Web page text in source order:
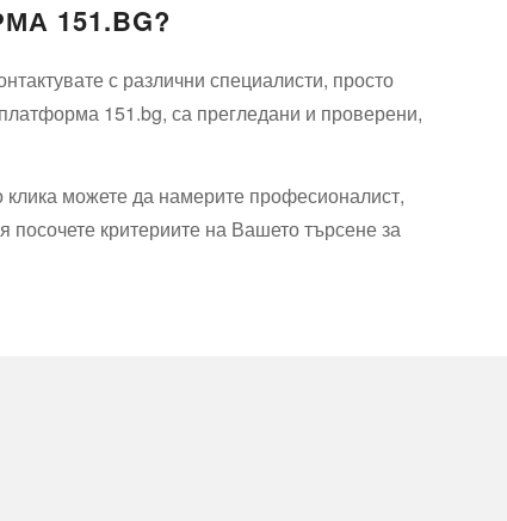
151.BG?
с различни специалисти, просто
151.bg, са прегледани и проверени,
можете да намерите професионалист,
критериите на Вашето търсене за